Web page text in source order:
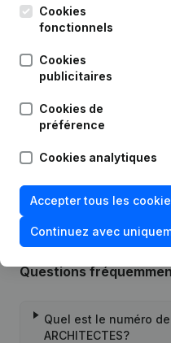
Publications de R9
Date
06-07-2021
Questions
Quel est le numéro
ARCHITECTES?
Cookies
fonctionnels
Cookies
publicitaires
Cookies de
préférence
Cookies analytiques
Accepter tous les
Continuez avec